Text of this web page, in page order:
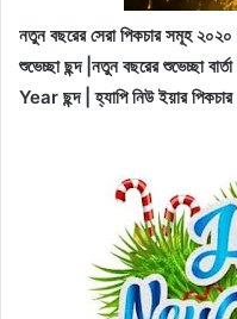
নতুন বছরের সেরা পিকচার সমূহ ২০২০
শুভেচ্ছা ছন্দ |নতুন বছরের শুভেচ্ছা
Year ছন্দ | হ্যাপি নিউ ইয়ার